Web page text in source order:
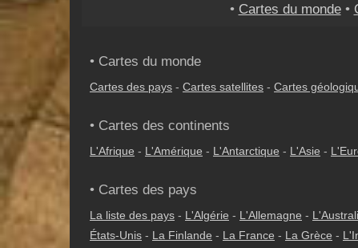
• Cartes du monde•
• Cartes du monde
Cartes des pays - Cartes satellites - Cartes
• Cartes des continents
L'Afrique - L'Amérique - L'Antarctique - L'Asie -
• Cartes des pays
La liste des pays - L'Algérie - L'Allemagne -
États-Unis - La Finlande - La France - La Grèce -